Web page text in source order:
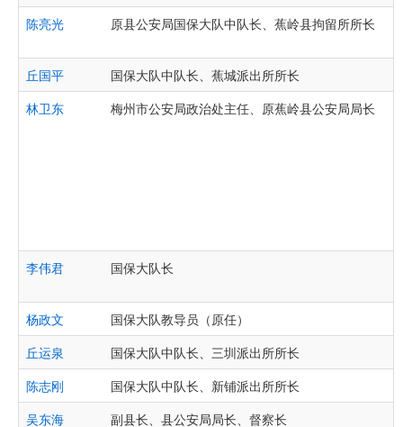
陈亮光
原县公安局国保大队中队长、蕉岭县拘留所所长
丘国平
国保大队中队长、蕉城派出所所长
林卫东
梅州市公安局政治处主任、原蕉岭县公安局局长
李伟君 国保大队长
杨政文
国保大队教导员（原任）
丘运泉
国保大队中队长、​​​​​​​三圳派出所所长
陈志刚
国保大队中队长、新铺派出所所长
吴东海
副县长、县公安局局长、督察长